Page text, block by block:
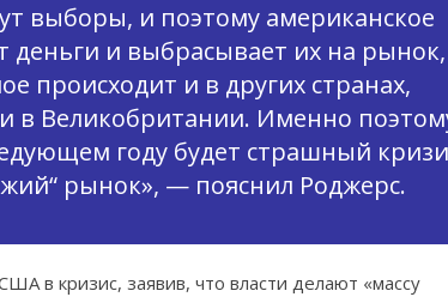
выборы, и поэтому американское
деньги и выбрасывает их на рынок,
происходит и в других странах,
в Великобритании. Именно
году будет страшный
рынок», — пояснил Роджерс.
в кризис, заявив, что власти делают «массу